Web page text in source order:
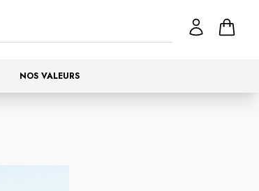
NOS VALEURS